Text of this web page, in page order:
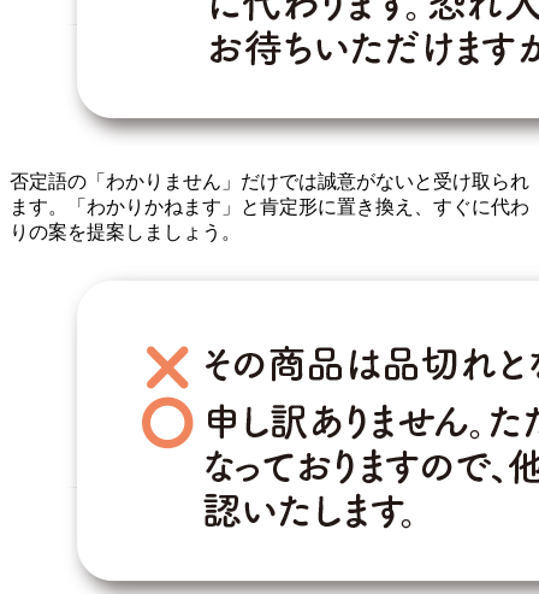
否定語の「わかりません」だけでは誠意がないと受け取られ
ます。「わかりかねます」と肯定形に置き換え、すぐに代わ
りの案を提案しましょう。